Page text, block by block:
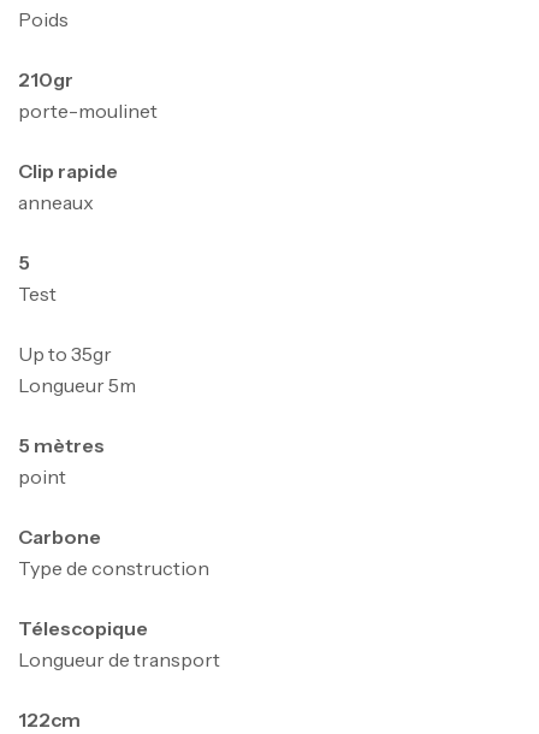
Poids
210gr
porte-moulinet
Clip rapide
anneaux
5
Test
Up to 35gr
Longueur 5m
5 mètres
point
Carbone
Type de construction
Télescopique
Longueur de transport
122cm
Cannes,